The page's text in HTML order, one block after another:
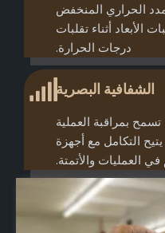
الحراري المنخفض
ثبات الأبعاد أثناء تقلبات
درجات الحرارة.
الشفافية البصرية
بصرية ممتازة (≥93%) تسمح بمراقبة العملية
التكامل مع أجهزة
العمليات والأتمتة.